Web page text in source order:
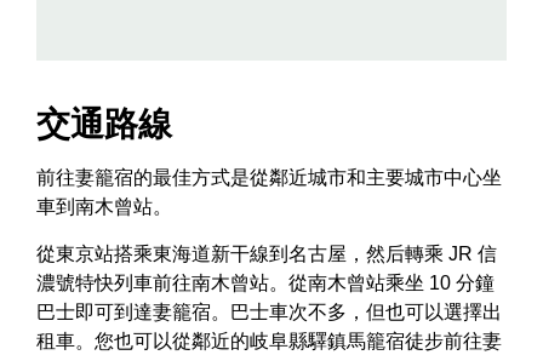
交通路線
前往妻籠宿的最佳方式是從鄰近城市和主要城市中心坐
車到南木曾站。
從東京站搭乘東海道新干線到名古屋，然后轉乘 JR 信
濃號特快列車前往南木曾站。從南木曾站乘坐 10 分鐘
巴士即可到達妻籠宿。巴士車次不多，但也可以選擇出
租車。您也可以從鄰近的岐阜縣驛鎮馬籠宿徒步前往妻